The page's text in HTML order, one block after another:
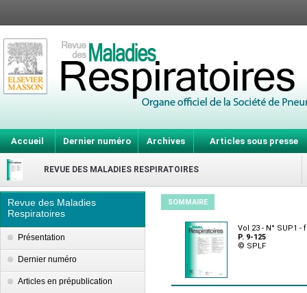
Accueil Dernier numéro Archives Articles sous presse
REVUE DES MALADIES RESPIRATOIRES
Revue des Maladies
Respiratoires
Présentation
Dernier numéro
Articles en prépublication
SOMMAIRE
Vol 23 - N° SUP1 -
P. 9-125
© SPLF